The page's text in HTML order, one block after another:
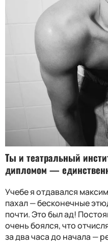
Ты и театральный
дипломом —
Учебе я отдавался
пахал — бесконечные
почти. Это был ад!
очень боялся, что
за два часа до начала —